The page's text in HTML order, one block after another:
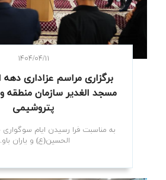
۱۴۰۴/۰۴/۱۱
برگزاری مراسم عزاداری دهه
مسجد الغدیر سازمان منطقه
پتروشیمی
به مناسبت فرا رسیدن ایام سوگواری
الحسین(ع) و یاران